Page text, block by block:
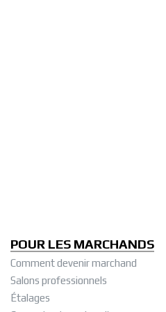
POUR LES MARCHANDS
Comment devenir marchand
Salons professionnels
Étalages